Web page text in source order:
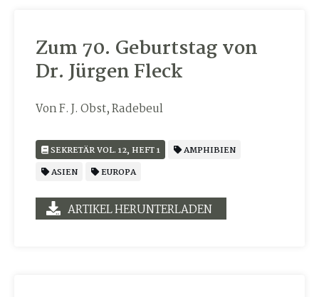
Zum 70. Geburtstag von
Dr. Jürgen Fleck
Von F. J. Obst, Radebeul
SEKRETÄR VOL. 12, HEFT 1
AMPHIBIEN
ASIEN
EUROPA
ARTIKEL HERUNTERLADEN